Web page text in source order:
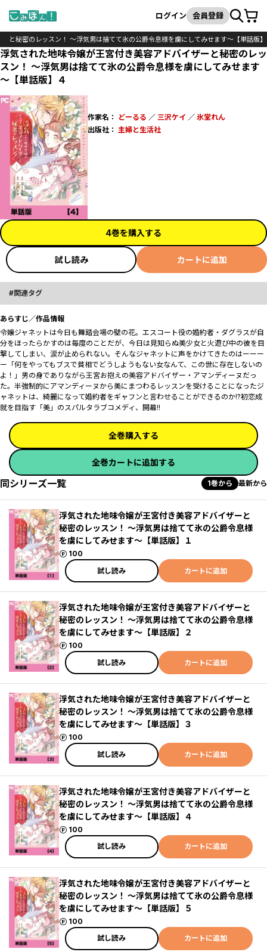
検索
ログイン 会員登録カート
と秘密のレッスン！ ～浮気男は捨てて氷の公爵令息様を虜にしてみせます～【単話版】
浮気された地味令嬢が王宮付き美容アドバイザーと秘密のレッ
スン！ ～浮気男は捨てて氷の公爵令息様を虜にしてみせます
～【単話版】４
作家名： どーるる ／ 三沢ケイ ／ 氷堂れん
出版社： 主婦と生活社
4巻を購入する
試し読み カートに追加
関連タグ
あらすじ／作品情報
令嬢ジャネットは今日も舞踏会場の壁の花。エスコート役の婚約者・ダグラスが自
分をほったらかすのは毎度のことだが、今日は見知らぬ美少女と火遊び中の彼を目
撃してしまい、涙が止められない。そんなジャネットに声をかけてきたのはーーー
ー「何をやってもブスで貧相でどうしようもない女なんて、この世に存在しないの
よ！」男の身でありながら王宮お抱えの美容アドバイザー・アマンディーヌだっ
た。半強制的にアマンディーヌから美にまつわるレッスンを受けることになったジ
ャネットは、綺麗になって婚約者をギャフンと言わせることができるのか!?初恋成
就を目指す「美」のスパルタラブコメディ、開幕!!
全巻購入する
全巻カートに追加する
同シリーズ一覧 1巻から 最新から
浮気された地味令嬢が王宮付き美容アドバイザーと
秘密のレッスン！ ～浮気男は捨てて氷の公爵令息様
を虜にしてみせます～【単話版】１
100
ポイント
試し読み
カートに追加
浮気された地味令嬢が王宮付き美容アドバイザーと
秘密のレッスン！ ～浮気男は捨てて氷の公爵令息様
を虜にしてみせます～【単話版】２
100
ポイント
試し読み
カートに追加
浮気された地味令嬢が王宮付き美容アドバイザーと
秘密のレッスン！ ～浮気男は捨てて氷の公爵令息様
を虜にしてみせます～【単話版】３
100
ポイント
試し読み
カートに追加
浮気された地味令嬢が王宮付き美容アドバイザーと
秘密のレッスン！ ～浮気男は捨てて氷の公爵令息様
を虜にしてみせます～【単話版】４
100
ポイント
試し読み
カートに追加
浮気された地味令嬢が王宮付き美容アドバイザーと
秘密のレッスン！ ～浮気男は捨てて氷の公爵令息様
を虜にしてみせます～【単話版】５
100
ポイント
試し読み
カートに追加